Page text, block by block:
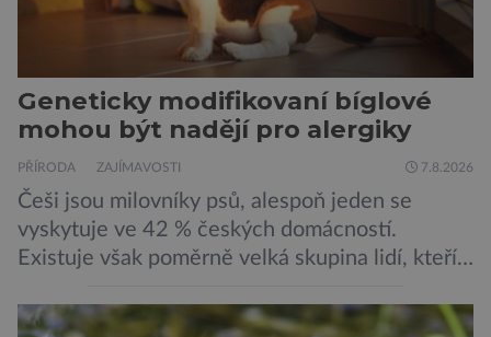
Geneticky modifikovaní bíglové
mohou být nadějí pro alergiky
PŘÍRODA ZAJÍMAVOSTI 7.8.2026
Češi jsou milovníky psů, alespoň jeden se
vyskytuje ve 42 % českých domácností.
Existuje však poměrně velká skupina lidí, kteří
jsou alergičtí. Jejich imunitní systém